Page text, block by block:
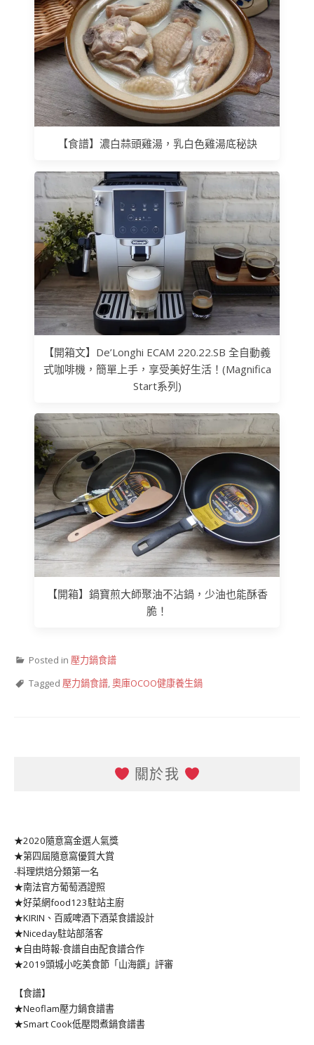
【食譜】濃白蒜頭雞湯，乳白色雞湯底秘訣
【開箱文】De’Longhi ECAM 220.22.SB 全自動義
式咖啡機，簡單上手，享受美好生活！(Magnifica
Start系列)
【開箱】鍋寶煎大師聚油不沾鍋，少油也能酥香
脆！
Posted in 壓力鍋食譜
Tagged 壓力鍋食譜 奧庫OCOO健康養生鍋
關於我
★2020隨意窩金選人氣獎
★第四屆隨意窩優質大賞
-料理烘焙分類第一名
★南法官方葡萄酒證照
★好菜網food123駐站主廚
★KIRIN、百威啤酒下酒菜食譜設計
★Niceday駐站部落客
★自由時報-食譜自由配食譜合作
★2019頭城小吃美食節「山海饌」評審
【食譜】
★Neoflam壓力鍋食譜書
★Smart Cook低壓悶煮鍋食譜書